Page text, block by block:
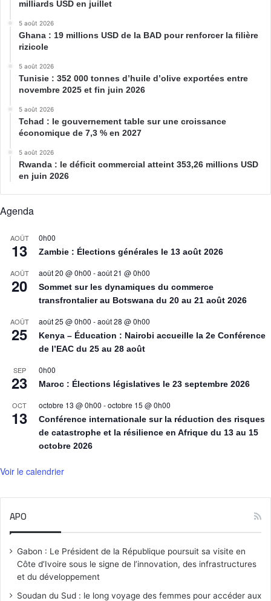
milliards USD en juillet
5 août 2026
Ghana : 19 millions USD de la BAD pour renforcer la filière
rizicole
5 août 2026
Tunisie : 352 000 tonnes d’huile d’olive exportées entre
novembre 2025 et fin juin 2026
5 août 2026
Tchad : le gouvernement table sur une croissance
économique de 7,3 % en 2027
5 août 2026
Rwanda : le déficit commercial atteint 353,26 millions USD
en juin 2026
Agenda
AOÛT
13
0h00
Zambie : Élections générales le 13 août 2026
AOÛT
20
août 20 @ 0h00 -août 21 @ 0h00
Sommet sur les dynamiques du commerce
transfrontalier au Botswana du 20 au 21 août 2026
AOÛT
25
août 25 @ 0h00 -août 28 @ 0h00
Kenya – Éducation : Nairobi accueille la 2e Conférence
de l’EAC du 25 au 28 août
SEP
23
0h00
Maroc : Élections législatives le 23 septembre 2026
OCT
13
octobre 13 @ 0h00 -octobre 15 @ 0h00
Conférence internationale sur la réduction des risques
de catastrophe et la résilience en Afrique du 13 au 15
octobre 2026
Voir le calendrier
APO
Gabon : Le Président de la République poursuit sa visite en
Côte d’Ivoire sous le signe de l’innovation, des infrastructures
et du développement
Soudan du Sud : le long voyage des femmes pour accéder aux